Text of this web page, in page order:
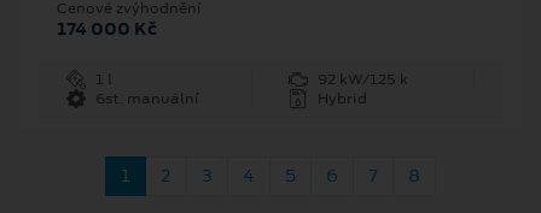
Cenové zvýhodnění
174 000 Kč
1 l
92 kW/125 k
6st. manuální
Hybrid
1 2 3 4 5 6 7 8